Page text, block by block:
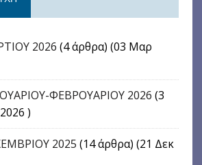
2026 (4 άρθρα) (03 Μαρ
ΦΕΒΡΟΥΑΡΙΟΥ 2026 (3
)
2025 (14 άρθρα) (21 Δεκ